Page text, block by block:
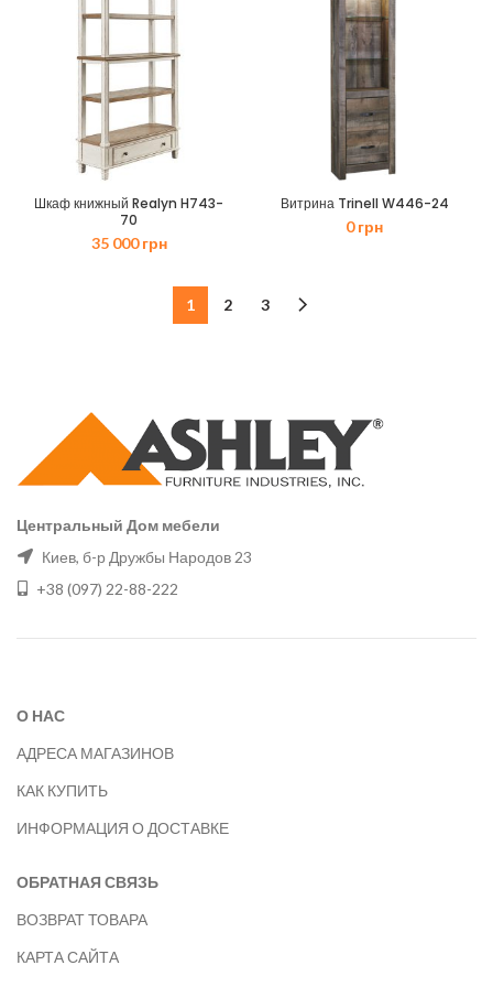
460 грн.
Шкаф книжный Realyn H743-
70
35 000грн
Витрина Trinell W446-24
0грн
1 2 3
Центральный Дом мебели
Киев, б-р Дружбы Народов 23
+38 (097) 22-88-222
О НАС
АДРЕСА МАГАЗИНОВ
КАК КУПИТЬ
ИНФОРМАЦИЯ О ДОСТАВКЕ
ОБРАТНАЯ СВЯЗЬ
ВОЗВРАТ ТОВАРА
КАРТА САЙТА